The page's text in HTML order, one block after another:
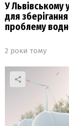
У Львівському
для
проблему
2 роки тому